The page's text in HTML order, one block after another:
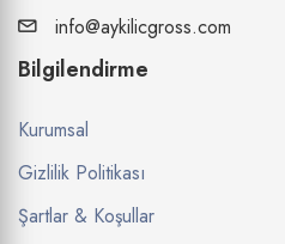
info@aykilicgross.com
Bilgilendirme
Kurumsal
Gizlilik Politikası
Şartlar & Koşullar